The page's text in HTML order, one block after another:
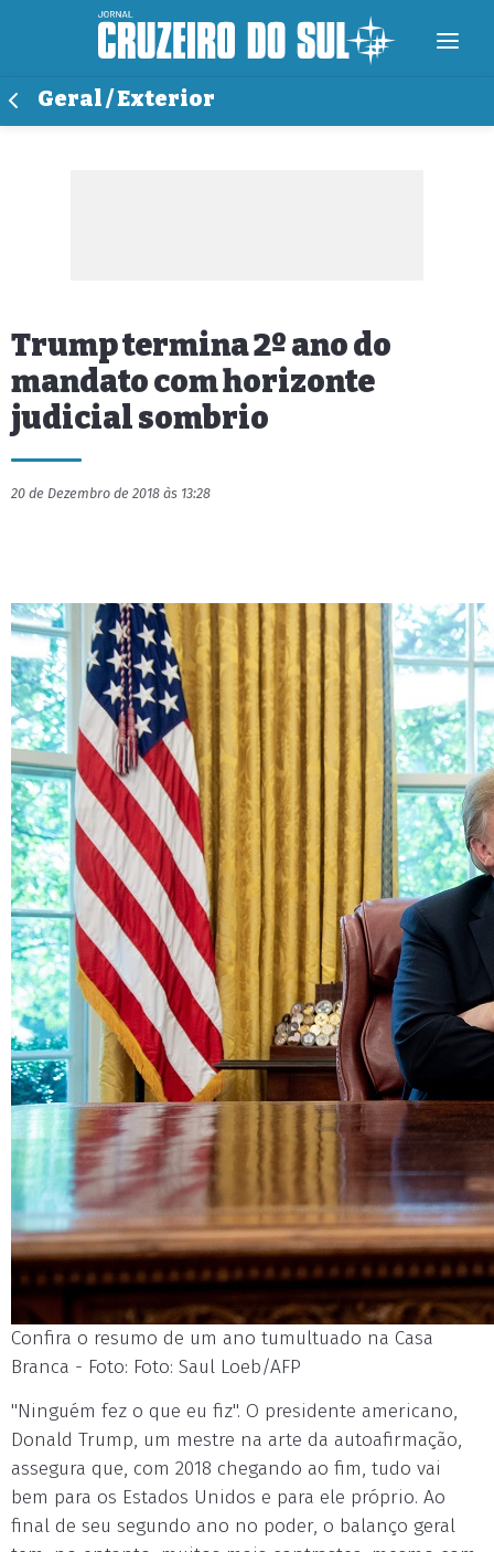
Geral / Exterior
Trump termina 2º ano do
mandato com horizonte
judicial sombrio
20 de Dezembro de 2018 às 13:28
Confira o resumo de um ano tumultuado na Casa
Branca - Foto: Foto: Saul Loeb/AFP
"Ninguém fez o que eu fiz". O presidente americano,
Donald Trump, um mestre na arte da autoafirmação,
assegura que, com 2018 chegando ao fim, tudo vai
bem para os Estados Unidos e para ele próprio. Ao
final de seu segundo ano no poder, o balanço geral